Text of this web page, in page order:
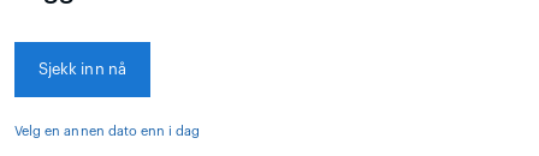
Sjekk inn nå
Velg en annen dato enn i dag